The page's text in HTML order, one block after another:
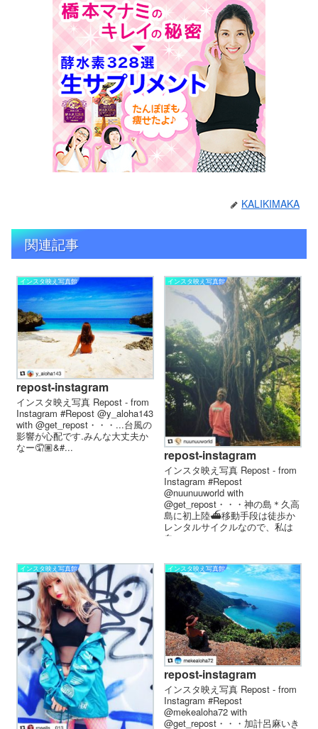
KALIKIMAKA
関連記事
インスタ映え写真館
repost-instagram
インスタ映え写真 Repost - from
Instagram #Repost @y_aloha143
with @get_repost・・・...台風の
影響が心配です.みんな大丈夫か
なー🤦🏽&#...
インスタ映え写真館
repost-instagram
インスタ映え写真 Repost - from
Instagram #Repost
@nuunuuworld with
@get_repost・・・神の島＊久高
島に初上陸⛴移動手段は徒歩か
レンタルサイクルなので、私は
自...
インスタ映え写真館 インスタ映え写真館
repost-instagram
インスタ映え写真 Repost - from
Instagram #Repost
@mekealoha72 with
@get_repost・・・加計呂麻いき